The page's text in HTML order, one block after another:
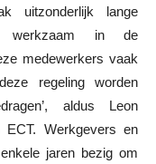
uitzonderlijk lange
werkzaam in de
medewerkers vaak
regeling worden
aldus Leon
ECT. Werkgevers en
jaren bezig om